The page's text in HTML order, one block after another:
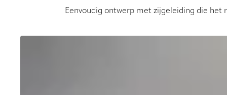
Eenvoudig ontwerp met zijgeleiding die het